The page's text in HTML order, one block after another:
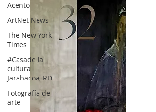
Acento
ArtNet News
The New York
Times
#Casade la
cultura
Jarabacoa, RD
Fotografía de
arte